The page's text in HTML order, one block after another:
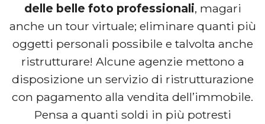
delle belle foto professionali, magari
anche un tour virtuale; eliminare quanti più
oggetti personali possibile e talvolta anche
ristrutturare! Alcune agenzie mettono a
disposizione un servizio di ristrutturazione
con pagamento alla vendita dell’immobile.
Pensa a quanti soldi in più potresti